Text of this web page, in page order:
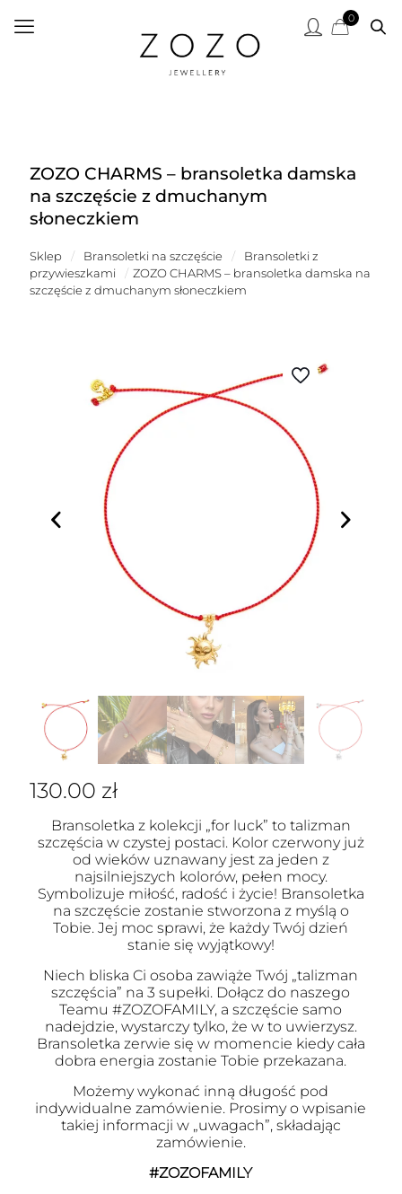
0
ZOZO CHARMS – bransoletka damska
na szczęście z dmuchanym
słoneczkiem
Sklep / Bransoletki na szczęście /
Bransoletki z
przywieszkami
/ ZOZO CHARMS – bransoletka damska na
szczęście z dmuchanym słoneczkiem
130.00 zł
Bransoletka z kolekcji „for luck” to talizman
szczęścia w czystej postaci. Kolor czerwony już
od wieków uznawany jest za jeden z
najsilniejszych kolorów, pełen mocy.
Symbolizuje miłość, radość i życie! Bransoletka
na szczęście zostanie stworzona z myślą o
Tobie. Jej moc sprawi, że każdy Twój dzień
stanie się wyjątkowy!
Niech bliska Ci osoba zawiąże Twój „talizman
szczęścia” na 3 supełki. Dołącz do naszego
Teamu #ZOZOFAMILY, a szczęście samo
nadejdzie, wystarczy tylko, że w to uwierzysz.
Bransoletka zerwie się w momencie kiedy cała
dobra energia zostanie Tobie przekazana.
Możemy wykonać inną długość pod
indywidualne zamówienie. Prosimy o wpisanie
takiej informacji w „uwagach”, składając
zamówienie.
#ZOZOFAMILY